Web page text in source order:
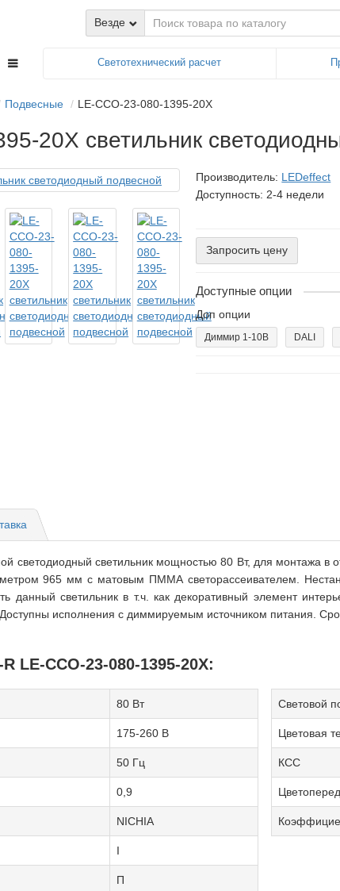
Везде
Светотехнический расчет
Подвесные LE-ССО-23-080-1395-20Х
20Х светильник
Производитель: LEDeffect
Доступность: 2-4 недели
Запросить цену
Доступные опции
Доп опции
Диммир 1-10В DALI
светодиодный светильник мощностью 80 Вт, для монтажа
965 мм с матовым ПММА светорассеивателем.
данный светильник в т.ч. как декоративный элемент
исполнения с диммируемым источником питания.
LE-ССО-23-080-1395-20Х:
80 Вт
175-260 В
50 Гц
0,9
NICHIA
I
П
Световой
Цветовая
КСС